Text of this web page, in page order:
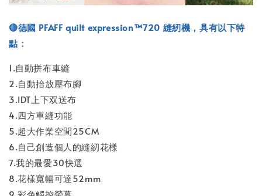
🔴德國 PFAFF quilt expression™720 縫紉機，具有以下特
點：
1.自動拼布車縫
2.自動抬放壓布腳
3.IDT上下双送布
4.四方車縫功能
5.超大作業空間25CM
6.自己創造個人的縫紉花樣
7.我的最愛30快選
8.花樣寬幅可達52mm